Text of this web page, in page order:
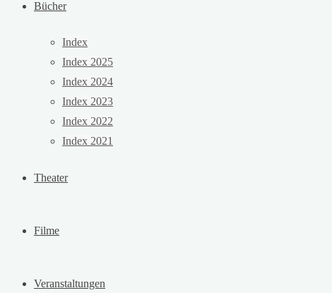
Bücher
Index
Index 2025
Index 2024
Index 2023
Index 2022
Index 2021
Theater
Filme
Veranstaltungen